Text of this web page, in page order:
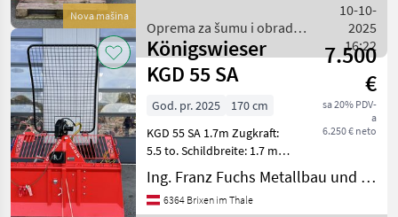
Nova mašina
Handbediengerät -Seil
Ø10mm
Oprema za šumu i obradu
drveta / Königswieser
10-10-
2025
16:22
Königswieser
KGD 55 SA
7.500
€
sa 20% PDV-
a
6.250 € neto
God. pr. 2025
170 cm
KGD 55 SA 1.7m Zugkraft:
5.5 to. Schildbreite: 1.7 m
Inkl. unterer Seileinlauf,
Anhangkupplung,
Seilausstoß,
Ing. Franz Fuchs Metallbau und Landtechnik GmbH & CoKG
6364 Brixen im Thale